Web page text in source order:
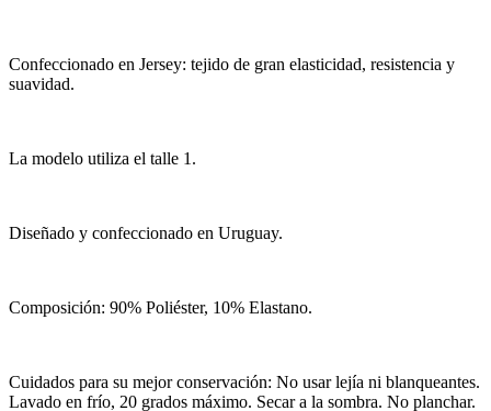
Confeccionado en Jersey: tejido de gran elasticidad, resistencia y
suavidad.
La modelo utiliza el talle 1.
Diseñado y confeccionado en Uruguay.
Composición: 90% Poliéster, 10% Elastano.
Cuidados para su mejor conservación: No usar lejía ni blanqueantes.
Lavado en frío, 20 grados máximo. Secar a la sombra. No planchar.